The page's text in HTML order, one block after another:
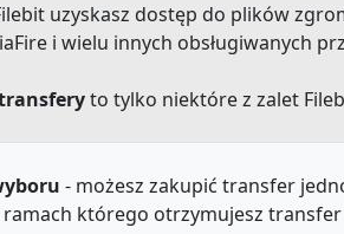
uzyskasz dostęp do plików
i wielu innych obsługiwanych
to tylko niektóre z zalet
- możesz zakupić transfer
którego otrzymujesz transfer